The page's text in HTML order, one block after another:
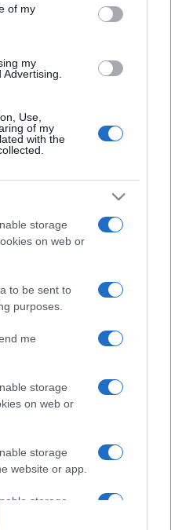
of my
my
Advertising.
Use,
of my
with the
storage
on web or
to be sent to
purposes.
me
storage
on web or
storage
website or app.
storage
: La composition
révélée
samedi
chaque
de Pita Ahki à
avant la finale
ensemble ce
écran géant à
la finale du Top 14
! Antoine
pour le
ont joué à leur
à chaud d'Ugo
et Flament
face au
a des pépins",
sur les blessures
du tout !", Guy
avant la